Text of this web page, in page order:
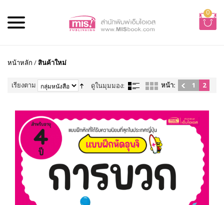
0
หน้าหลัก /สินค้าใหม่
เรียงตาม ดูในมุมมอง: หน้า: 1 2